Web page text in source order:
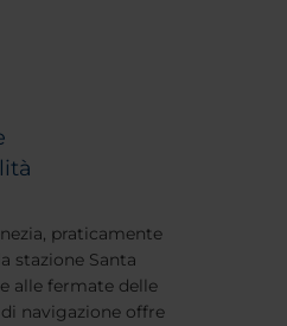
praticamente
stazione Santa
alle fermate delle
navigazione offre